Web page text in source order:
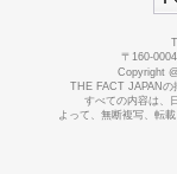
〒160-
Copyright
THE FACT JAPANの
すべての内容は、
よって、無断複写、転